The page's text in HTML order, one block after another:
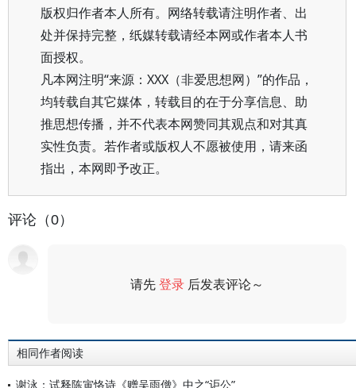
版权归作者本人所有。网络转载请注明作者、出
处并保持完整，纸媒转载请经本网或作者本人书
面授权。
凡本网注明“来源：XXX（非爱思想网）”的作品，
均转载自其它媒体，转载目的在于分享信息、助
推思想传播，并不代表本网赞同其观点和对其真
实性负责。若作者或版权人不愿被使用，请来函
指出，本网即予改正。
评论（0）
请先登录 后发表评论～
相同作者阅读
谢泳：试释陈寅恪诗《赠吴雨僧》中之“讵公”